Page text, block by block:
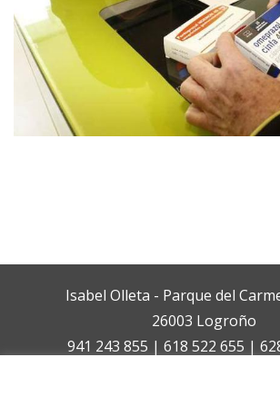
Isabel Olleta - Parque del
26003 Logroño
941 243 855 | 618 522 655 |